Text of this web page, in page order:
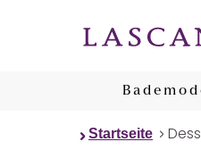
Startseite